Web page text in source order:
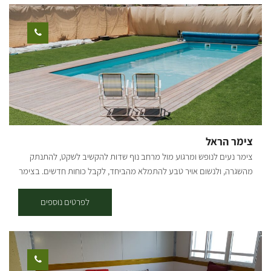
מעולה לסיור באתרי נחל הבשור ובדרך הנופית המרשימה. להזמנות:
צימר הראל
צימר נעים לנופש ומרגוע מול מרחב נוף שדות להקשיב לשקט, להתנתק
מהשגרה, ולנשום אויר טבע להתמלא מהביחד, לקבל כוחות חדשים. בצימר
ids="33539,33537,33535,33533,33531,33529,33527,33525"
orderby="rand"]
לפרטים נוספים